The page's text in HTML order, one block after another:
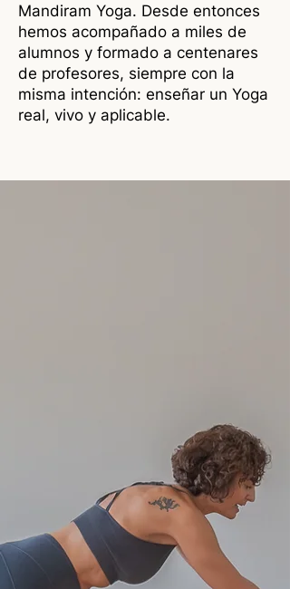
Mandiram Yoga. Desde entonces
hemos acompañado a miles de
alumnos y formado a centenares
de profesores, siempre con la
misma intención: enseñar un Yoga
real, vivo y aplicable.